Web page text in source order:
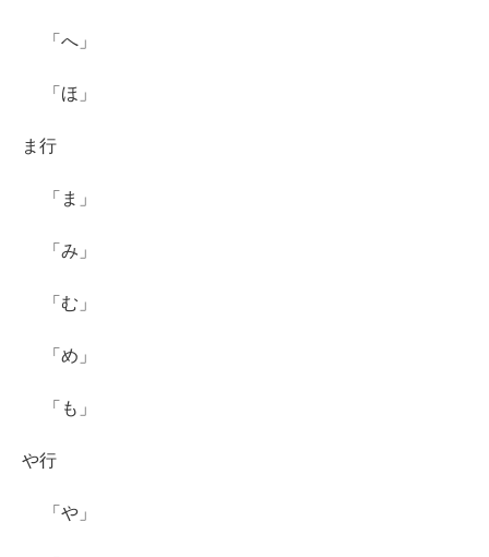
「へ」
「ほ」
ま行
「ま」
「み」
「む」
「め」
「も」
や行
「や」